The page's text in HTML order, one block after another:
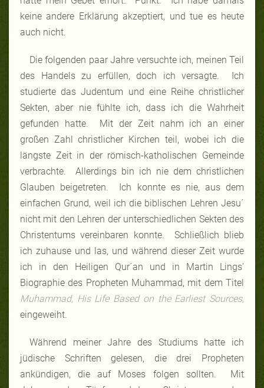
keine andere Erklärung akzeptiert, und tue es heute
auch nicht.
Die folgenden paar Jahre versuchte ich, meinen Teil
des Handels zu erfüllen, doch ich versagte. Ich
studierte das Judentum und eine Reihe christlicher
Sekten, aber nie fühlte ich, dass ich die Wahrheit
gefunden hatte. Mit der Zeit nahm ich an einer
großen Zahl christlicher Kirchen teil, wobei ich die
längste Zeit in der römisch-katholischen Gemeinde
verbrachte. Allerdings bin ich nie dem christlichen
Glauben beigetreten. Ich konnte es nie, aus dem
einfachen Grund, weil ich die biblischen Lehren Jesu´
nicht mit den Lehren der unterschiedlichen Sekten des
Christentums vereinbaren konnte. Schließlich blieb
ich zuhause und las, und während dieser Zeit wurde
ich in den Heiligen Qur´an und in Martin Lings’
Biographie des Propheten Muhammad, mit dem Titel
Muhammad, His Life Based on the Earliest Sources,
eingeweiht.
Während meiner Jahre des Studiums hatte ich
jüdische Schriften gelesen, die drei Propheten
ankündigen, die auf Moses folgen sollten. Mit